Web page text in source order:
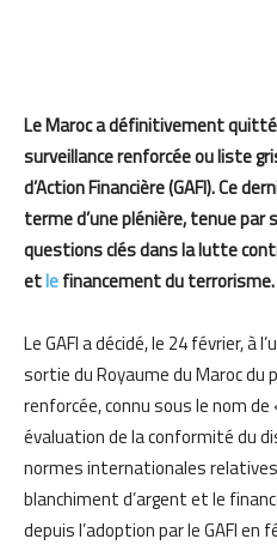
Le Maroc a définitivement
surveillance renforcée ou liste
d’Action Financière (GAFI). Ce
terme d’une plénière, tenue
questions clés dans la lutte
etlefinancement du terrorisme.
Le GAFI a décidé, le 24 février, à
sortie du Royaume du Maroc du
renforcée, connu sous le nom
évaluation de la conformité du
normes internationales
blanchiment d’argent et le
depuis l’adoption par le GAFI en